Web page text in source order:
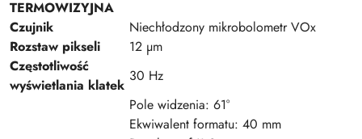
TERMOWIZYJNA
Czujnik
Niechłodzony mikrobolometr VOx
Rozstaw pikseli
12 µm
Częstotliwość
wyświetlania klatek
30 Hz
Pole widzenia: 61°
Ekwiwalent formatu: 40 mm